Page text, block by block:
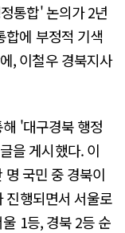
통합' 논의가 2년
합에 부정적 기색
, 이철우 경북지사
'대구경북 행정
을 게시했다. 이
국민 중 경북이
진행되면서 서울로
1등, 경북 2등 순